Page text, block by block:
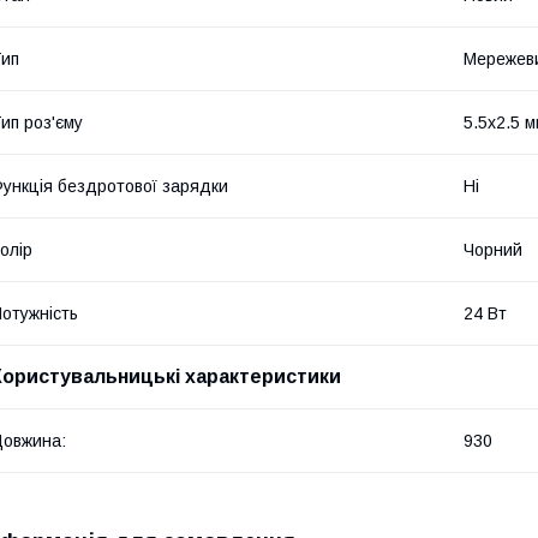
роз'єму 5.5x2.5
бездротової зарядки Ні
Чорний
24 Вт
характеристики
930